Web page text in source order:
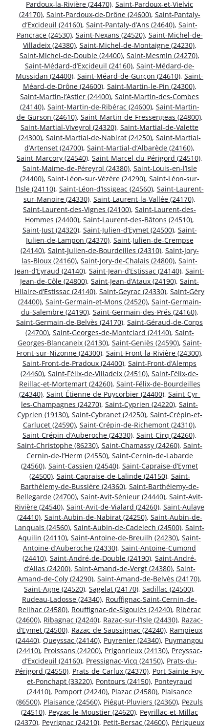
Pardoux-la-Rivière (24470), Saint-Pardoux-et-Vielvic
(24170), Saint-Pardoux-de-Drône (24600), Saint-Pantaly-
d’Excideuil (24160), Saint-Pantaly-d’Ans (24640), Saint-
Pancrace (24530), Saint-Nexans (24520), Saint-Michel-de-
Villadeix (24380), Saint-Michel-de-Montaigne (24230),
Saint-Michel-de-Double (24400), Saint-Mesmin (24270),
Saint-Médard-d’Excideuil (24160), Saint-Médard-de-
Mussidan (24400), Saint-Méard-de-Gurçon (24610), Saint-
Méard-de-Drône (24600), Saint-Martin-le-Pin (24300),
Saint-Martin-l’Astier (24400), Saint-Martin-des-Combes
(24140), Saint-Martin-de-Ribérac (24600), Saint-Martin-
de-Gurson (24610), Saint-Martin-de-Fressengeas (24800),
Saint-Martial-Viveyrol (24320), Saint-Martial-de-Valette
(24300), Saint-Martial-de-Nabirat (24250), Saint-Martial-
d’Artenset (24700), Saint-Martial-d’Albarède (24160),
Saint-Marcory (24540), Saint-Marcel-du-Périgord (24510),
Saint-Maime-de-Péreyrol (24380), Saint-Louis-en-l’Isle
(24400), Saint-Léon-sur-Vézère (24290), Saint-Léon-sur-
l’Isle (24110), Saint-Léon-d’Issigeac (24560), Saint-Laurent-
sur-Manoire (24330), Saint-Laurent-la-Vallée (24170),
Saint-Laurent-des-Vignes (24100), Saint-Laurent-des-
Hommes (24400), Saint-Laurent-des-Bâtons (24510),
Saint-Just (24320), Saint-Julien-d’Eymet (24500), Saint-
Julien-de-Lampon (24370), Saint-Julien-de-Crempse
(24140), Saint-Julien-de-Bourdeilles (24310), Saint-Jory-
las-Bloux (24160), Saint-Jory-de-Chalais (24800), Saint-
Jean-d’Eyraud (24140), Saint-Jean-d’Estissac (24140), Saint-
Jean-de-Côle (24800), Saint-Jean-d’Ataux (24190), Saint-
Hilaire-d’Estissac (24140), Saint-Geyrac (24330), Saint-Géry
(24400), Saint-Germain-et-Mons (24520), Saint-Germain-
du-Salembre (24190), Saint-Germain-des-Prés (24160),
Saint-Germain-de-Belvès (24170), Saint-Géraud-de-Corps
(24700), Saint-Georges-de-Montclard (24140), Saint-
Georges-Blancaneix (24130), Saint-Geniès (24590), Saint-
Front-sur-Nizonne (24300), Saint-Front-la-Rivière (24300),
Saint-Front-de-Pradoux (24400), Saint-Front-d’Alemps
(24460), Saint-Félix-de-Villadeix (24510), Saint-Félix-de-
Reillac-et-Mortemart (24260), Saint-Félix-de-Bourdeilles
(24340), Saint-Étienne-de-Puycorbier (24400), Saint-Cyr-
les-Champagnes (24270), Saint-Cyprien (24220), Saint-
Cyprien (19130), Saint-Cybranet (24250), Saint-Crépin-et-
Carlucet (24590), Saint-Crépin-de-Richemont (24310),
Saint-Crépin-d’Auberoche (24330), Saint-Cirq (24260),
Saint-Christophe (86230), Saint-Chamassy (24260), Saint-
Cernin-de-l’Herm (24550), Saint-Cernin-de-Labarde
(24560), Saint-Cassien (24540), Saint-Capraise-d’Eymet
(24500), Saint-Capraise-de-Lalinde (24150), Saint-
Barthélemy-de-Bussière (24360), Saint-Barthélemy-de-
Bellegarde (24700), Saint-Avit-Sénieur (24440), Saint-Avit-
Rivière (24540), Saint-Avit-de-Vialard (24260), Saint-Aulaye
(24410), Saint-Aubin-de-Nabirat (24250), Saint-Aubin-de-
Lanquais (24560), Saint-Aubin-de-Cadelech (24500), Saint-
Aquilin (24110), Saint-Antoine-de-Breuilh (24230), Saint-
Antoine-d’Auberoche (24330), Saint-Antoine-Cumond
(24410), Saint-André-de-Double (24190), Saint-André-
d’Allas (24200), Saint-Amand-de-Vergt (24380), Saint-
Amand-de-Coly (24290), Saint-Amand-de-Belvès (24170),
Saint-Agne (24520), Sagelat (24170), Sadillac (24500),
Rudeau-Ladosse (24340), Rouffignac-Saint-Cernin-de-
Reilhac (24580), Rouffignac-de-Sigoulès (24240), Ribérac
(24600), Ribagnac (24240), Razac-sur-l’Isle (24430), Razac-
d’Eymet (24500), Razac-de-Saussignac (24240), Rampieux
(24440), Queyssac (24140), Puyrenier (24340), Puymangou
(24410), Proissans (24200), Prigonrieux (24130), Preyssac-
d’Excideuil (24160), Pressignac-Vicq (24150), Prats-du-
Périgord (24550), Prats-de-Carlux (24370), Port-Sainte-Foy-
et-Ponchapt (33220), Pontours (24150), Ponteyraud
(24410), Pomport (24240), Plazac (24580), Plaisance
(86500), Plaisance (24560), Piégut-Pluviers (24360), Pezuls
(24510), Peyzac-le-Moustier (24620), Peyrillac-et-Millac
(24370), Peyrignac (24210), Petit-Bersac (24600), Périgueux